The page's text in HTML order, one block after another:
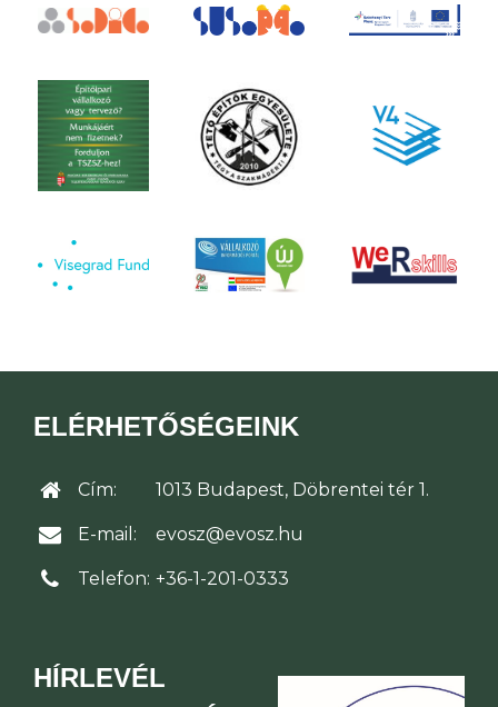
ELÉRHETŐSÉGEINK
Cím: 1013 Budapest, Döbrentei tér 1.
E-mail: evosz@evosz.hu
Telefon: +36-1-201-0333
HÍRLEVÉL